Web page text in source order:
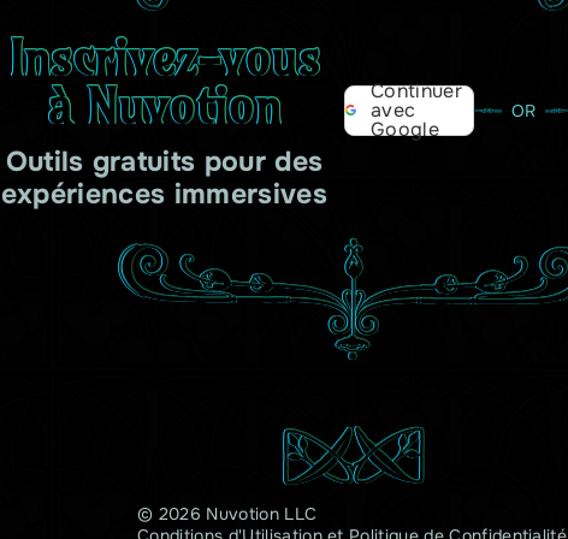
Inscrivez-vous
à Nuvotion
Outils gratuits pour des
expériences immersives
Continuer
avec
Google
OR
© 2026 Nuvotion LLC